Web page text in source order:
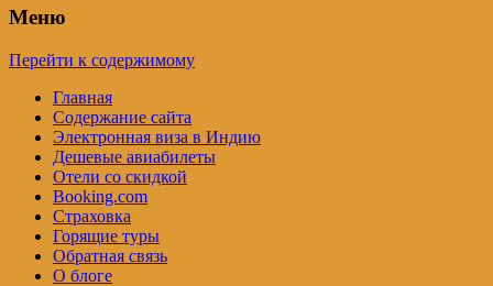
Меню
Перейти к содержимому
Главная
Содержание сайта
Электронная виза в Индию
Дешевые авиабилеты
Отели со скидкой
Booking.com
Страховка
Горящие туры
Обратная связь
О блоге